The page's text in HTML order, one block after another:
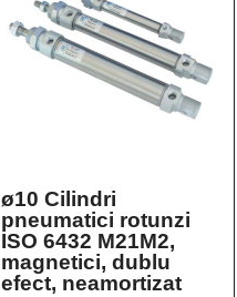
ø10 Cilindri
pneumatici rotunzi
ISO 6432 M21M2,
magnetici, dublu
efect, neamortizat